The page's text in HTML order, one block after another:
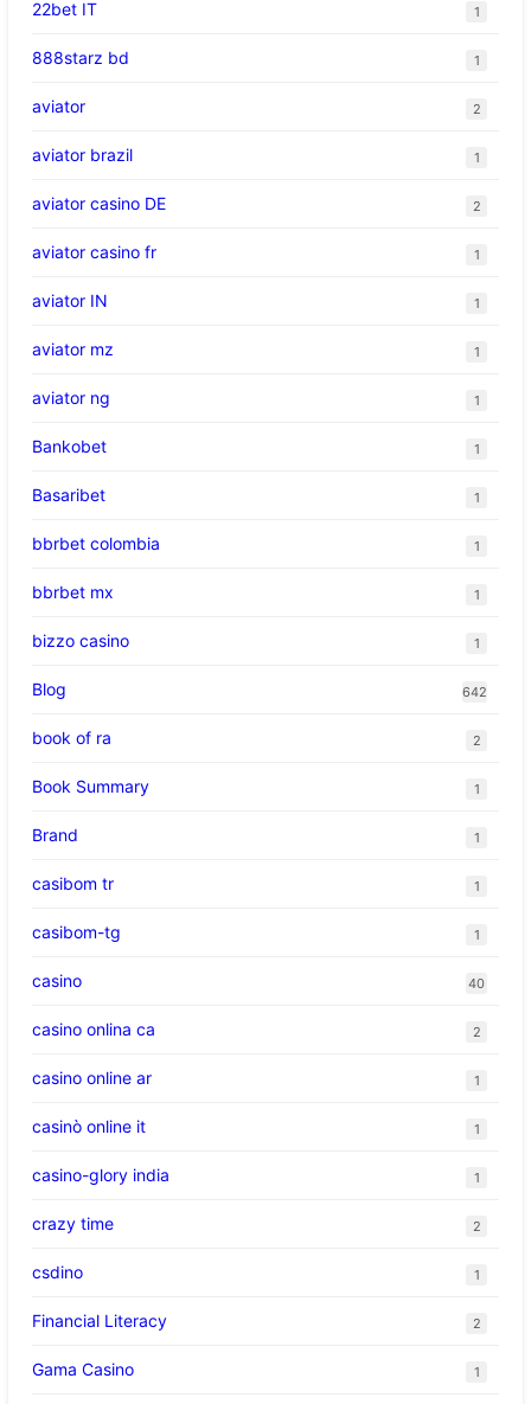
22bet IT 1
888starz bd 1
aviator 2
aviator brazil 1
aviator casino DE 2
aviator casino fr 1
aviator IN 1
aviator mz 1
aviator ng 1
Bankobet 1
Basaribet 1
bbrbet colombia 1
bbrbet mx 1
bizzo casino 1
Blog 642
book of ra 2
Book Summary 1
Brand 1
casibom tr 1
casibom-tg 1
casino 40
casino onlina ca 2
casino online ar 1
casinò online it 1
casino-glory india 1
crazy time 2
csdino 1
Financial Literacy 2
Gama Casino 1